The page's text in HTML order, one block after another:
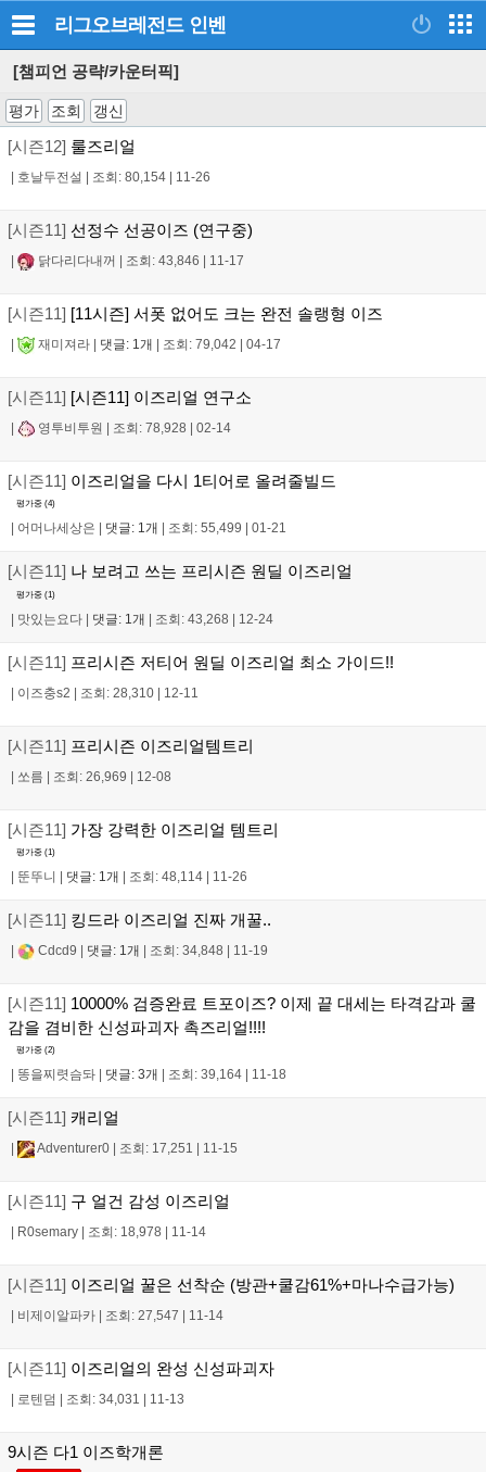
리그오브레전드 인벤
[챔피언 공략/카운터픽]
평가 조회 갱신
[시즌12] 룰즈리얼
호날두전설 조회: 80,154 11-26
[시즌11] 선정수 선공이즈 (연구중)
닭다리다내꺼 조회: 43,846 11-17
[시즌11] [11시즌] 서폿 없어도 크는 완전 솔랭형 이즈
재미져라 댓글: 1개 조회: 79,042 04-17
[시즌11] [시즌11] 이즈리얼 연구소
영투비투원 조회: 78,928 02-14
[시즌11] 이즈리얼을 다시 1티어로 올려줄빌드
평가중 (4)
어머나세상은 댓글: 1개 조회: 55,499 01-21
[시즌11] 나 보려고 쓰는 프리시즌 원딜 이즈리얼
평가중 (1)
| 맛있는요다 | 댓글: 1개 | 조회: 43,268 | 12-24
[시즌11] 프리시즌 저티어 원딜 이즈리얼 최소 가이드!!
| 이즈충s2 | 조회: 28,310 | 12-11
[시즌11] 프리시즌 이즈리얼템트리
| 쏘름 | 조회: 26,969 | 12-08
[시즌11] 가장 강력한 이즈리얼 템트리
평가중 (1)
뚠뚜니 댓글: 1개 조회: 48,114 11-26
[시즌11] 킹드라 이즈리얼 진짜 개꿀..
Cdcd9 댓글: 1개 조회: 34,848 11-19
[시즌11] 10000% 검증완료 트포이즈? 이제 끝 대세는 타격감과 쿨
감을 겸비한 신성파괴자 촉즈리얼!!!!
평가중 (2)
똥을찌렷슴돠 댓글: 3개 조회: 39,164 11-18
[시즌11] 캐리얼
Adventurer0 조회: 17,251 11-15
[시즌11] 구 얼건 감성 이즈리얼
R0semary 조회: 18,978 11-14
[시즌11] 이즈리얼 꿀은 선착순 (방관+쿨감61%+마나수급가능)
비제이알파카 조회: 27,547 11-14
[시즌11] 이즈리얼의 완성 신성파괴자
로텐덤 조회: 34,031 11-13
9시즌 다1 이즈학개론